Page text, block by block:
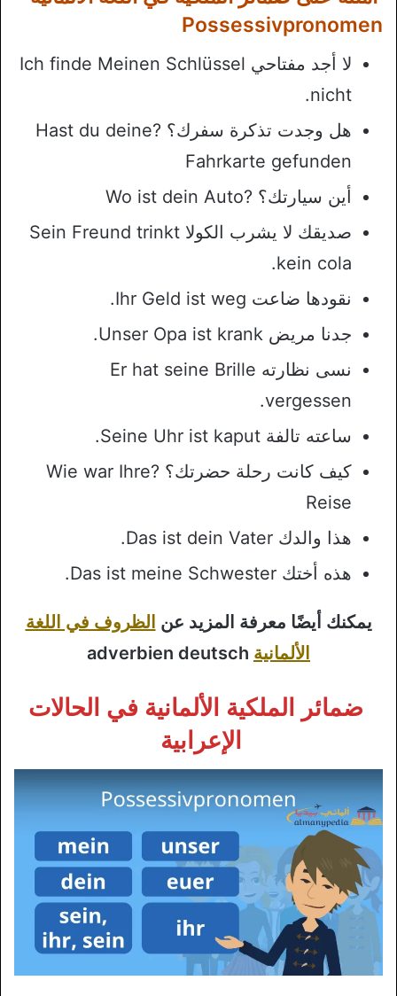
Possessivpronomen
لا أجد مفتاحي Ich finde Meinen Schlüssel
nicht.
هل وجدت تذكرة سفرك؟ ?Hast du deine
Fahrkarte gefunden
أين سيارتك؟ ?Wo ist dein Auto
صديقك لا يشرب الكولا Sein Freund trinkt
kein cola.
نقودها ضاعت Ihr Geld ist weg.
جدنا مريض Unser Opa ist krank.
نسى نظارته Er hat seine Brille
vergessen.
ساعته تالفة Seine Uhr ist kaput.
كيف كانت رحلة حضرتك؟ ?Wie war Ihre
Reise
هذا والدك Das ist dein Vater.
هذه أختك Das ist meine Schwester.
يمكنك أيضًا معرفة المزيد عن الظروف في اللغة
الألمانية
ضمائر الملكية الألمانية في الحالات
الإعرابية